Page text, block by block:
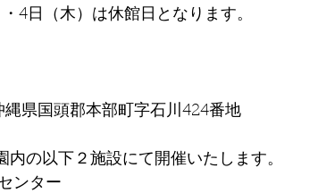
4日（木）は休館日となります。
県国頭郡本部町字石川424番地
内の以下２施設にて開催いたします。
ンター